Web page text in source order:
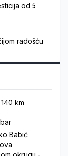
od 5
radošću
km
Babić